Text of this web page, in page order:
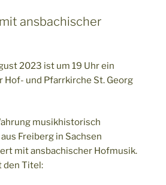
ansbachischer
2023 ist um 19 Uhr ein
Hof- und Pfarrkirche St. Georg
musikhistorisch
Freiberg in Sachsen
mit ansbachischer Hofmusik.
den Titel: